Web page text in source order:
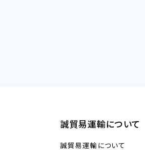
誠貿易運輸について
誠貿易運輸について